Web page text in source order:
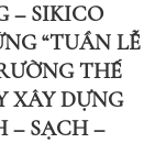
– SIKICO
“TUẦN LỄ
THẾ
XÂY DỰNG
– SẠCH –